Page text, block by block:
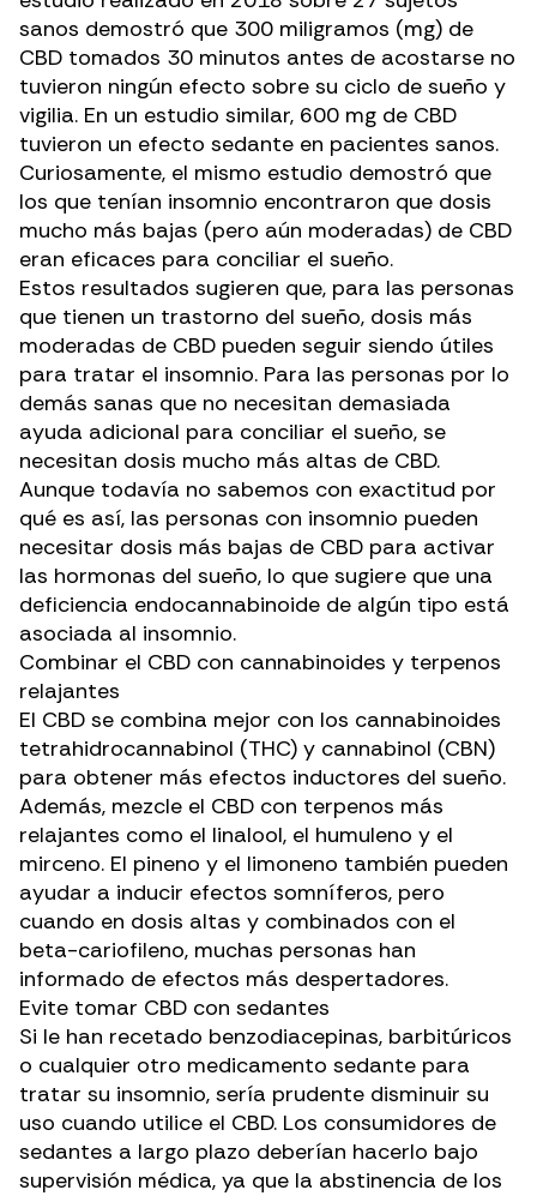
sanos demostró que 300 miligramos (mg) de
CBD tomados 30 minutos antes de acostarse no
tuvieron ningún efecto sobre su ciclo de sueño y
vigilia. En un estudio similar, 600 mg de CBD
tuvieron un efecto sedante en pacientes sanos.
Curiosamente, el mismo estudio demostró que
los que tenían insomnio encontraron que dosis
mucho más bajas (pero aún moderadas) de CBD
eran eficaces para conciliar el sueño.
Estos resultados sugieren que, para las personas
que tienen un trastorno del sueño, dosis más
moderadas de CBD pueden seguir siendo útiles
para tratar el insomnio. Para las personas por lo
demás sanas que no necesitan demasiada
ayuda adicional para conciliar el sueño, se
necesitan dosis mucho más altas de CBD.
Aunque todavía no sabemos con exactitud por
qué es así, las personas con insomnio pueden
necesitar dosis más bajas de CBD para activar
las hormonas del sueño, lo que sugiere que una
deficiencia endocannabinoide de algún tipo está
asociada al insomnio.
Combinar el CBD con cannabinoides y terpenos
relajantes
El CBD se combina mejor con los cannabinoides
tetrahidrocannabinol (THC) y cannabinol (CBN)
para obtener más efectos inductores del sueño.
Además, mezcle el CBD con terpenos más
relajantes como el linalool, el humuleno y el
mirceno. El pineno y el limoneno también pueden
ayudar a inducir efectos somníferos, pero
cuando en dosis altas y combinados con el
beta-cariofileno, muchas personas han
informado de efectos más despertadores.
Evite tomar CBD con sedantes
Si le han recetado benzodiacepinas, barbitúricos
o cualquier otro medicamento sedante para
tratar su insomnio, sería prudente disminuir su
uso cuando utilice el CBD. Los consumidores de
sedantes a largo plazo deberían hacerlo bajo
supervisión médica, ya que la abstinencia de los